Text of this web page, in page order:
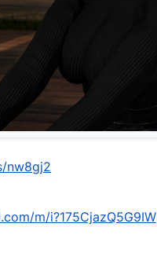
nw8gj2
m/i?175CjazQ5G9IW